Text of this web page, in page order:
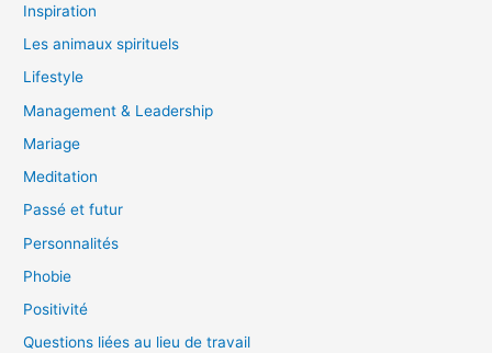
Inspiration
Les animaux spirituels
Lifestyle
Management & Leadership
Mariage
Meditation
Passé et futur
Personnalités
Phobie
Positivité
Questions liées au lieu de travail